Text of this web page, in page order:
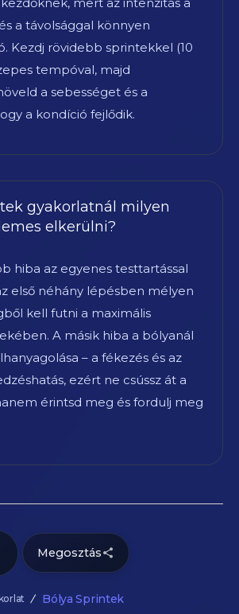
a távolsággal könnyen
Kezdj rövidebb sprintekkel (10
tempóval, majd
a sebességet és a
a kondíció fejlődik.
gyakorlatnál milyen
elkerülni?
hiba az egyenes testtartással
első néhány lépésben mélyen
kell futni a maximális
A másik hiba a bólyanál
– a fékezés és az
ezért ne csússz át a
érintsd meg és fordulj meg
Megosztás
Bólya Sprintek